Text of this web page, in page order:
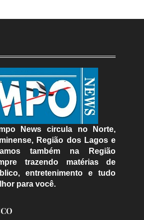
News circula no Norte,
Região dos Lagos e
também na Região
trazendo matérias de
entretenimento e tudo
para você.